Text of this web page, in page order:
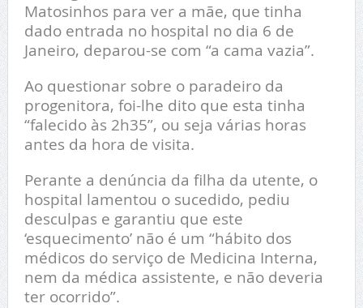
Matosinhos para ver a mãe, que tinha
dado entrada no hospital no dia 6 de
Janeiro, deparou-se com “a cama vazia”.
Ao questionar sobre o paradeiro da
progenitora, foi-lhe dito que esta tinha
“falecido às 2h35”, ou seja várias horas
antes da hora de visita.
Perante a denúncia da filha da utente, o
hospital lamentou o sucedido, pediu
desculpas e garantiu que este
‘esquecimento’ não é um “hábito dos
médicos do serviço de Medicina Interna,
nem da médica assistente, e não deveria
ter ocorrido”.